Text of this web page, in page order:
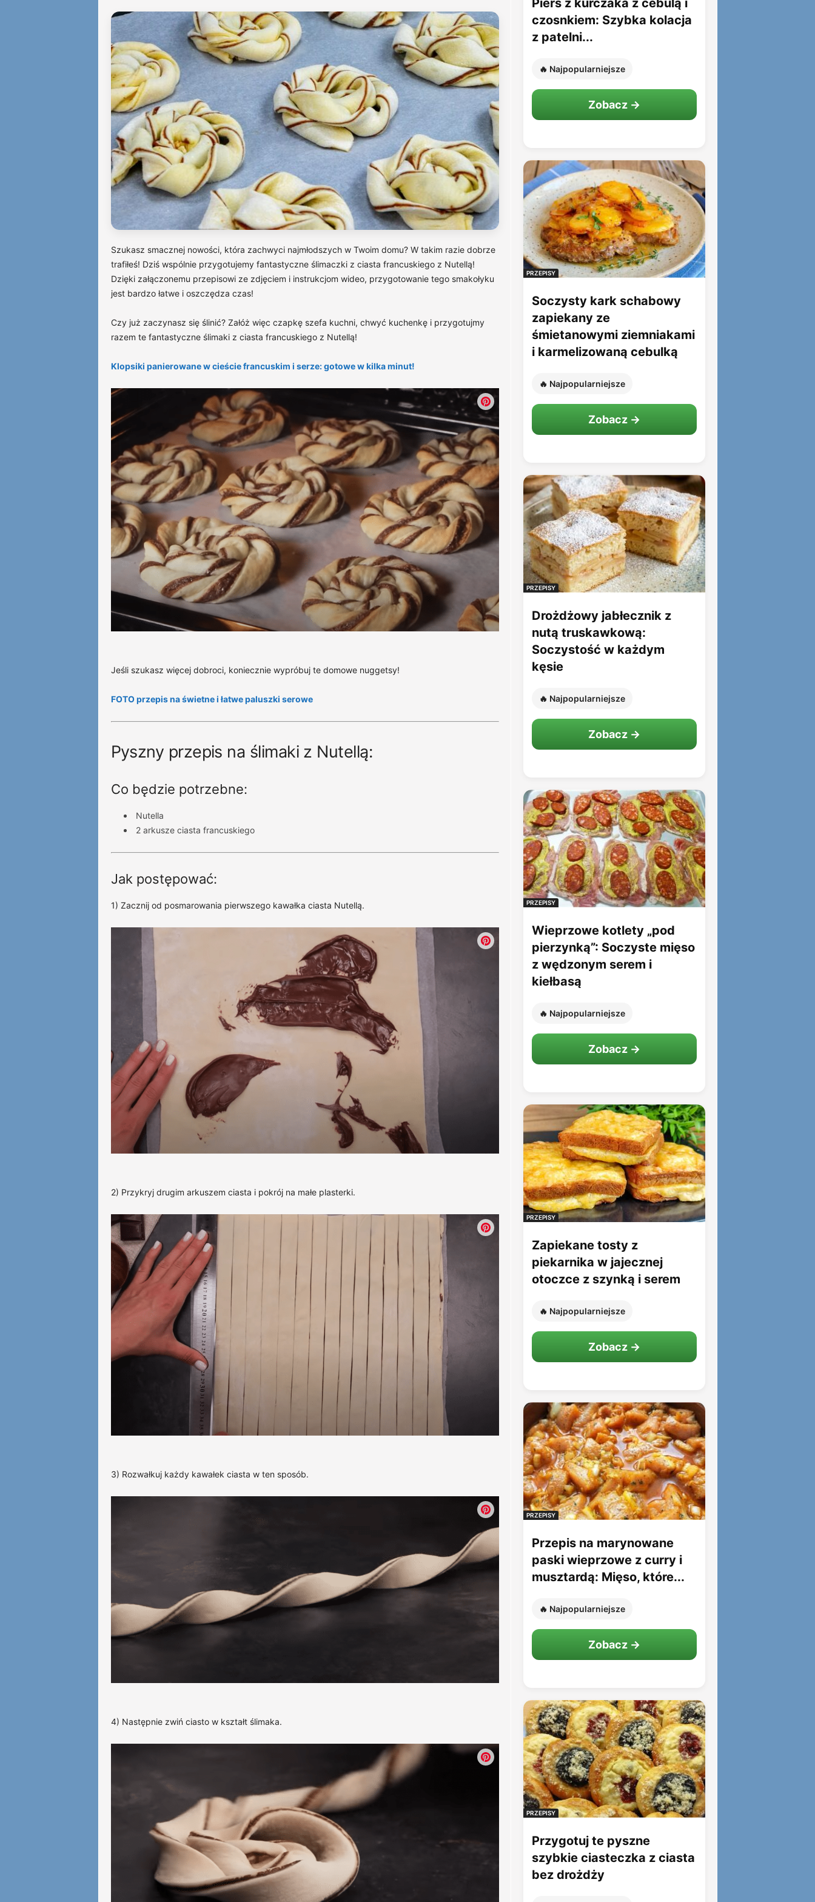
Szukasz smacznej nowości, która zachwyci najmłodszych w Twoim domu? W takim razie dobrze
trafiłeś! Dziś wspólnie przygotujemy fantastyczne ślimaczki z ciasta francuskiego z Nutellą!
Dzięki załączonemu przepisowi ze zdjęciem i instrukcjom wideo, przygotowanie tego smakołyku
jest bardzo łatwe i oszczędza czas!
Czy już zaczynasz się ślinić? Załóż więc czapkę szefa kuchni, chwyć kuchenkę i przygotujmy
razem te fantastyczne ślimaki z ciasta francuskiego z Nutellą!
Klopsiki panierowane w cieście francuskim i serze: gotowe w kilka minut!
Jeśli szukasz więcej dobroci, koniecznie wypróbuj te domowe nuggetsy!
FOTO przepis na świetne i łatwe paluszki serowe
Pyszny przepis na ślimaki z Nutellą:
Co będzie potrzebne:
Nutella
2 arkusze ciasta francuskiego
Jak postępować:
1) Zacznij od posmarowania pierwszego kawałka ciasta Nutellą.
2) Przykryj drugim arkuszem ciasta i pokrój na małe plasterki.
3) Rozwałkuj każdy kawałek ciasta w ten sposób.
4) Następnie zwiń ciasto w kształt ślimaka.
Pierś z kurczaka z cebulą i
czosnkiem: Szybka kolacja
z patelni...
🔥 Najpopularniejsze
Zobacz →
PRZEPISY
Soczysty kark schabowy
zapiekany ze
śmietanowymi ziemniakami
i karmelizowaną cebulką
🔥 Najpopularniejsze
Zobacz →
PRZEPISY
Drożdżowy jabłecznik z
nutą truskawkową:
Soczystość w każdym
kęsie
🔥 Najpopularniejsze
Zobacz →
PRZEPISY
Wieprzowe kotlety „pod
pierzynką”: Soczyste mięso
z wędzonym serem i
kiełbasą
🔥 Najpopularniejsze
Zobacz →
PRZEPISY
Zapiekane tosty z
piekarnika w jajecznej
otoczce z szynką i serem
🔥 Najpopularniejsze
Zobacz →
PRZEPISY
Przepis na marynowane
paski wieprzowe z curry i
musztardą: Mięso, które...
🔥 Najpopularniejsze
Zobacz →
PRZEPISY
Przygotuj te pyszne
szybkie ciasteczka z ciasta
bez drożdży